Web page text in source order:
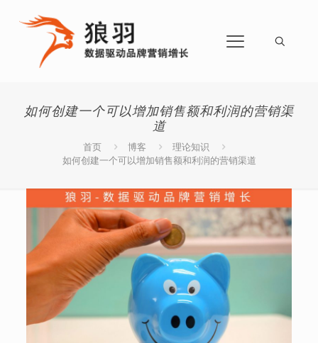
如何创建一个可以增加销售额和利润的营销渠
道
首页 博客
理论知识
如何创建一个可以增加销售额和利润的营销渠道